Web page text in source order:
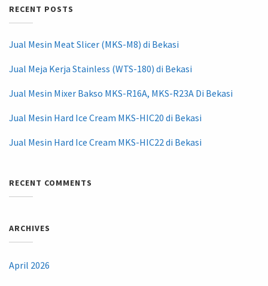
RECENT POSTS
Jual Mesin Meat Slicer (MKS-M8) di Bekasi
Jual Meja Kerja Stainless (WTS-180) di Bekasi
Jual Mesin Mixer Bakso MKS-R16A, MKS-R23A Di Bekasi
Jual Mesin Hard Ice Cream MKS-HIC20 di Bekasi
Jual Mesin Hard Ice Cream MKS-HIC22 di Bekasi
RECENT COMMENTS
ARCHIVES
April 2026